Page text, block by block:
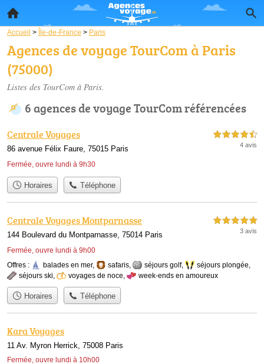
Accueil > Île-de-France > Paris
Agences de voyage TourCom à Paris
(75000)
Listes des TourCom à Paris.
6 agences de voyage TourCom référencées
Centrale Voyages
86 avenue Félix Faure, 75015 Paris
Fermée, ouvre lundi à 9h30
4,5 étoiles sur 5
4 avis
Horaires Téléphone
Centrale Voyages Montparnasse
144 Boulevard du Montparnasse, 75014 Paris
Fermée, ouvre lundi à 9h00
5,0 étoiles sur 5
3 avis
Offres : balades en mer, safaris, séjours golf, séjours plongée,
séjours ski, voyages de noce, week-ends en amoureux
Horaires Téléphone
Kara Voyages
11 Av. Myron Herrick, 75008 Paris
Fermée, ouvre lundi à 10h00